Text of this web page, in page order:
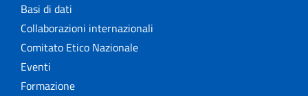
Basi di dati
Collaborazioni internazionali
Comitato Etico Nazionale
Eventi
Formazione